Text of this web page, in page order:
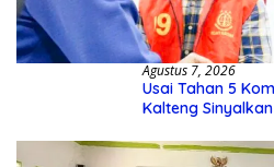
Agustus 7, 2026
Usai Tahan 5
Kalteng